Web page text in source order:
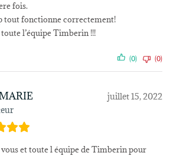
fois.
tout fonctionne correctement!
l’équipe Timberin !!!
(0) (0)
juillet 15, 2022
et toute l équipe de Timberin pour